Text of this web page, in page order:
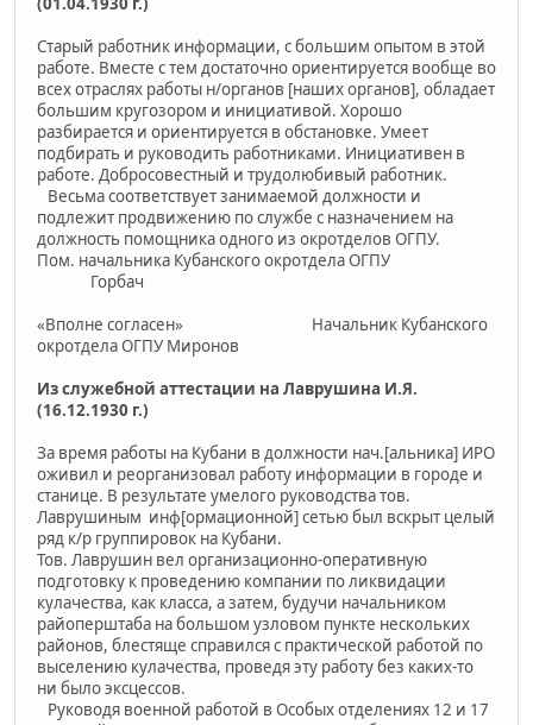
Старый работник информации, с большим опытом в этой
работе. Вместе с тем достаточно ориентируется вообще во
всех отраслях работы н/органов [наших органов], обладает
большим кругозором и инициативой. Хорошо
разбирается и ориентируется в обстановке. Умеет
подбирать и руководить работниками. Инициативен в
работе. Добросовестный и трудолюбивый работник.
Весьма соответствует занимаемой должности и
подлежит продвижению по службе с назначением на
должность помощника одного из окротделов ОГПУ.
Пом. начальника Кубанского окротдела ОГПУ
Горбач
«Вполне согласен» Начальник Кубанского
окротдела ОГПУ Миронов
Из служебной аттестации на Лаврушина И.Я.
(16.12.1930 г.)
За время работы на Кубани в должности нач.[альника] ИРО
оживил и реорганизовал работу информации в городе и
станице. В результате умелого руководства тов.
Лаврушиным инф[ормационной] сетью был вскрыт целый
ряд к/р группировок на Кубани.
Тов. Лаврушин вел организационно-оперативную
подготовку к проведению компании по ликвидации
кулачества, как класса, а затем, будучи начальником
райоперштаба на большом узловом пункте нескольких
районов, блестяще справился с практической работой по
выселению кулачества, проведя эту работу без каких-то
ни было эксцессов.
Руководя военной работой в Особых отделениях 12 и 17